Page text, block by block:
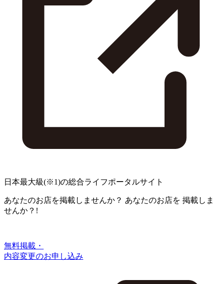
日本最大級(※1)の総合ライフポータルサイト
あなたのお店を掲載しませんか？ あなたのお店を 掲載しま
せんか？!
無料掲載・
内容変更のお申し込み